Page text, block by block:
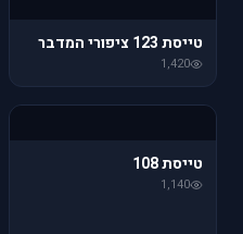
טייסת 123 ציפורי המדבר
1,420
טייסת 108
1,140